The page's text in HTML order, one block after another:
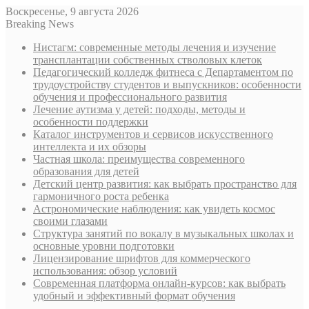
Воскресенье, 9 августа 2026
Breaking News
Нистагм: современные методы лечения и изучение
трансплантации собственных стволовых клеток
Педагогический колледж фитнеса с Департаментом по
трудоустройству студентов и выпускников: особенности
обучения и профессионального развития
Лечение аутизма у детей: подходы, методы и
особенности поддержки
Каталог инструментов и сервисов искусственного
интеллекта и их обзоры
Частная школа: преимущества современного
образования для детей
Детский центр развития: как выбрать пространство для
гармоничного роста ребенка
Астрономические наблюдения: как увидеть космос
своими глазами
Структура занятий по вокалу в музыкальных школах и
основные уровни подготовки
Лицензирование шрифтов для коммерческого
использования: обзор условий
Современная платформа онлайн-курсов: как выбрать
удобный и эффективный формат обучения